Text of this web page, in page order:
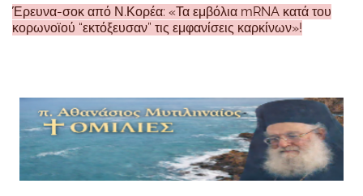
Έρευνα-σοκ από Ν.Κορέα: «Τα εμβόλια mRNA κατά του
κορωνοϊού “εκτόξευσαν” τις εμφανίσεις καρκίνων»!